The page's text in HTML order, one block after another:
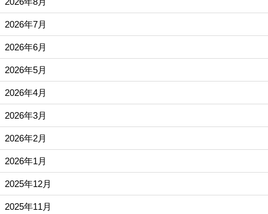
2026年7月
2026年6月
2026年5月
2026年4月
2026年3月
2026年2月
2026年1月
2025年12月
2025年11月